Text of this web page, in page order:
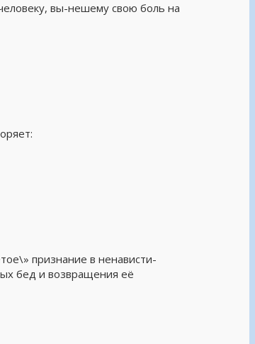
вы-нешему свою боль на
признание в ненависти-
бед и возвращения её